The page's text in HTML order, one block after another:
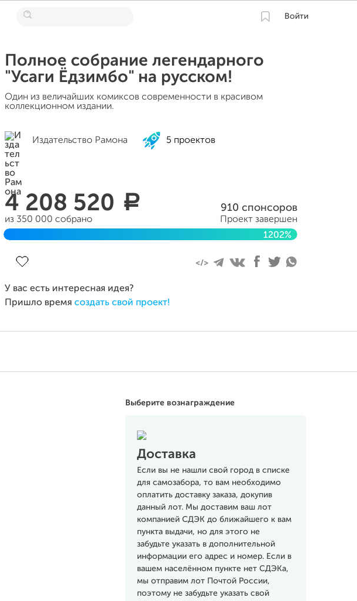
Войти
Полное собрание легендарного
"Усаги Ёдзимбо" на русском!
Один из величайших комиксов современности в красивом
коллекционном издании.
Издательство Рамона 5 проектов
4 208 520 a
из 350 000 собрано
910 спонсоров
Проект завершен
1202%
У вас есть интересная идея?
Пришло время создать свой проект!
Выберите вознаграждение
Доставка
Если вы не нашли свой город в списке
для самозабора, то вам необходимо
оплатить доставку заказа, докупив
данный лот. Мы доставим ваш лот
компанией СДЭК до ближайшего к вам
пункта выдачи, но для этого не
забудьте указать в дополнительной
информации его адрес и номер. Если в
вашем населённом пункте нет СДЭКа,
мы отправим лот Почтой России,
поэтому не забудьте указать свой